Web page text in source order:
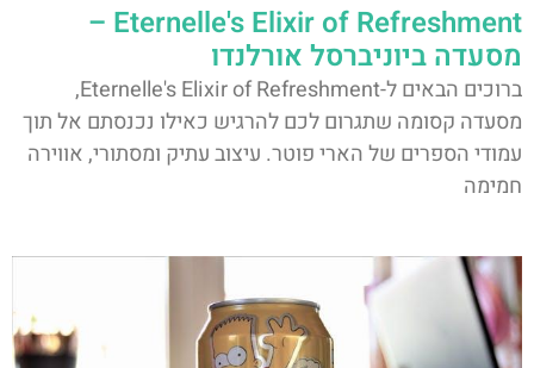
Eternelle's Elixir of Refreshment –
מסעדה ביוניברסל אורלנדו
ברוכים הבאים ל-Eternelle's Elixir of Refreshment,
מסעדה קסומה שתגרום לכם להרגיש כאילו נכנסתם אל תוך
עמודי הספרים של הארי פוטר. עיצוב עתיק ומסתורי, אווירה
חמימה